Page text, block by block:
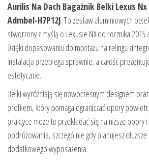
Aurilis Na Dach Bagażnik Belki Lexus Nx
Admbel-H7P12J. To zestaw aluminiowych
stworzony z myślą o Lexusie NX od rocznika
Dzięki dopasowaniu do montażu na relingu
instalacja przebiega sprawnie, a całość
estetycznie.
Belki wyróżniają się nowoczesnym designem
profilem, który pomaga ograniczać opory
praktyce może to przekładać się na niższe opory
podróżowania, szczególnie gdy planujesz
dodatkowego wyposażenia.